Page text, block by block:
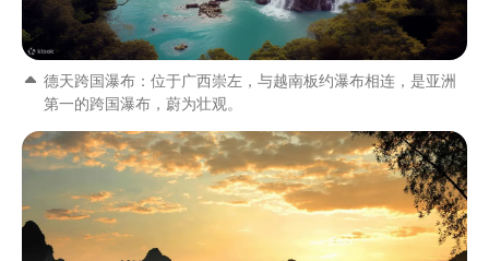
德天跨国瀑布：位于广西崇左，与越南板约瀑布相连，是亚洲
第一的跨国瀑布，蔚为壮观。